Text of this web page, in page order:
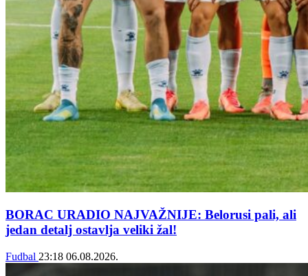
BORAC URADIO NAJVAŽNIJE: Belorusi pali, ali
jedan detalj ostavlja veliki žal!
Fudbal 23:18 06.08.2026.